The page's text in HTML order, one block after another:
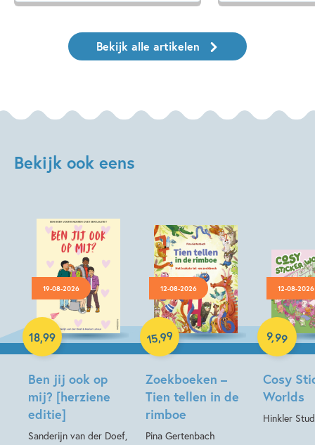
Bekijk alle artikelen
Bekijk ook eens
19-08-2026
Ben jij ook op
mij? [herziene
editie]
Sanderijn van der Doef,
18,99
Hardcover
12-08-2026
Zoekboeken –
Tien tellen in de
rimboe
Pina Gertenbach
15,99
Hardcover
12-08-2026
Cosy
Worlds
Hinkler
9,99
Paperback